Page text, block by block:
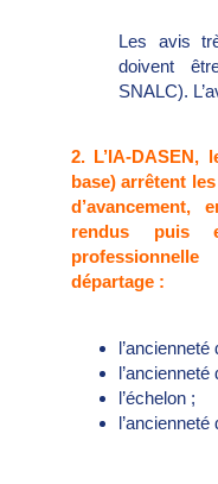
Les avis
doivent
SNALC).
2. L’IA-DASEN,
base) arrêtent
rendus puis
départage :
l’échelon ;
l’ancienneté